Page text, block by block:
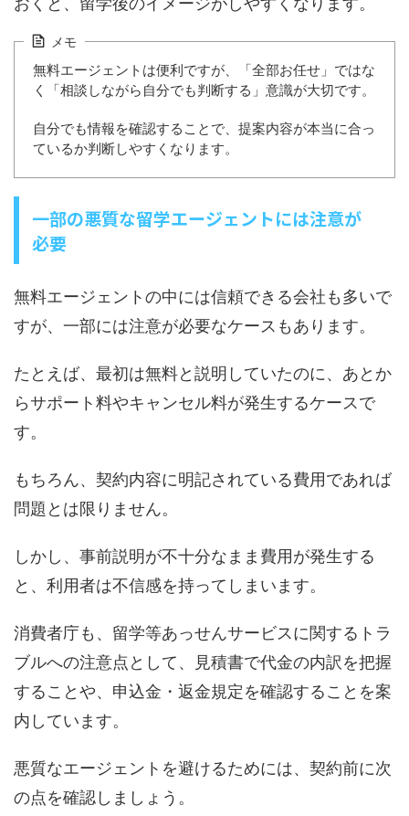
メモ
無料エージェントは便利ですが、「全部お任せ」ではな
く「相談しながら自分でも判断する」意識が大切です。
自分でも情報を確認することで、提案内容が本当に合っ
ているか判断しやすくなります。
一部の悪質な留学エージェントには注意が
必要
無料エージェントの中には信頼できる会社も多いで
すが、一部には注意が必要なケースもあります。
たとえば、最初は無料と説明していたのに、あとか
らサポート料やキャンセル料が発生するケースで
す。
もちろん、契約内容に明記されている費用であれば
問題とは限りません。
しかし、事前説明が不十分なまま費用が発生する
と、利用者は不信感を持ってしまいます。
消費者庁も、留学等あっせんサービスに関するトラ
ブルへの注意点として、見積書で代金の内訳を把握
することや、申込金・返金規定を確認することを案
内しています。
悪質なエージェントを避けるためには、契約前に次
の点を確認しましょう。